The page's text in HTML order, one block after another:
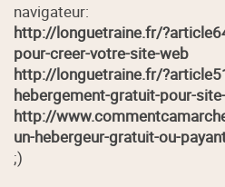
navigateur:
http://longuetraine.fr/
pour-creer-votre-site-web
http://longuetraine.fr/
hebergement-gratuit-pour-
http://
un-hebergeur-gratuit-ou-
;)